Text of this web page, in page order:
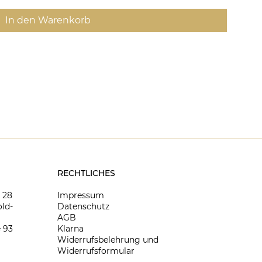
In den Warenkorb
28
93
RECHTLICHES
Impressum
Datenschutz
AGB
Klarna
Widerrufsbelehrung und
Widerrufsformular